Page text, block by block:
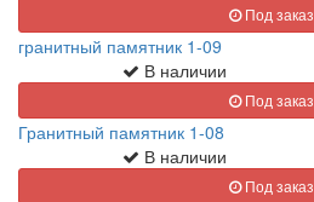
Под заказ
гранитный памятник 1-09
В наличии
Под заказ
Гранитный памятник 1-08
В наличии
Под заказ